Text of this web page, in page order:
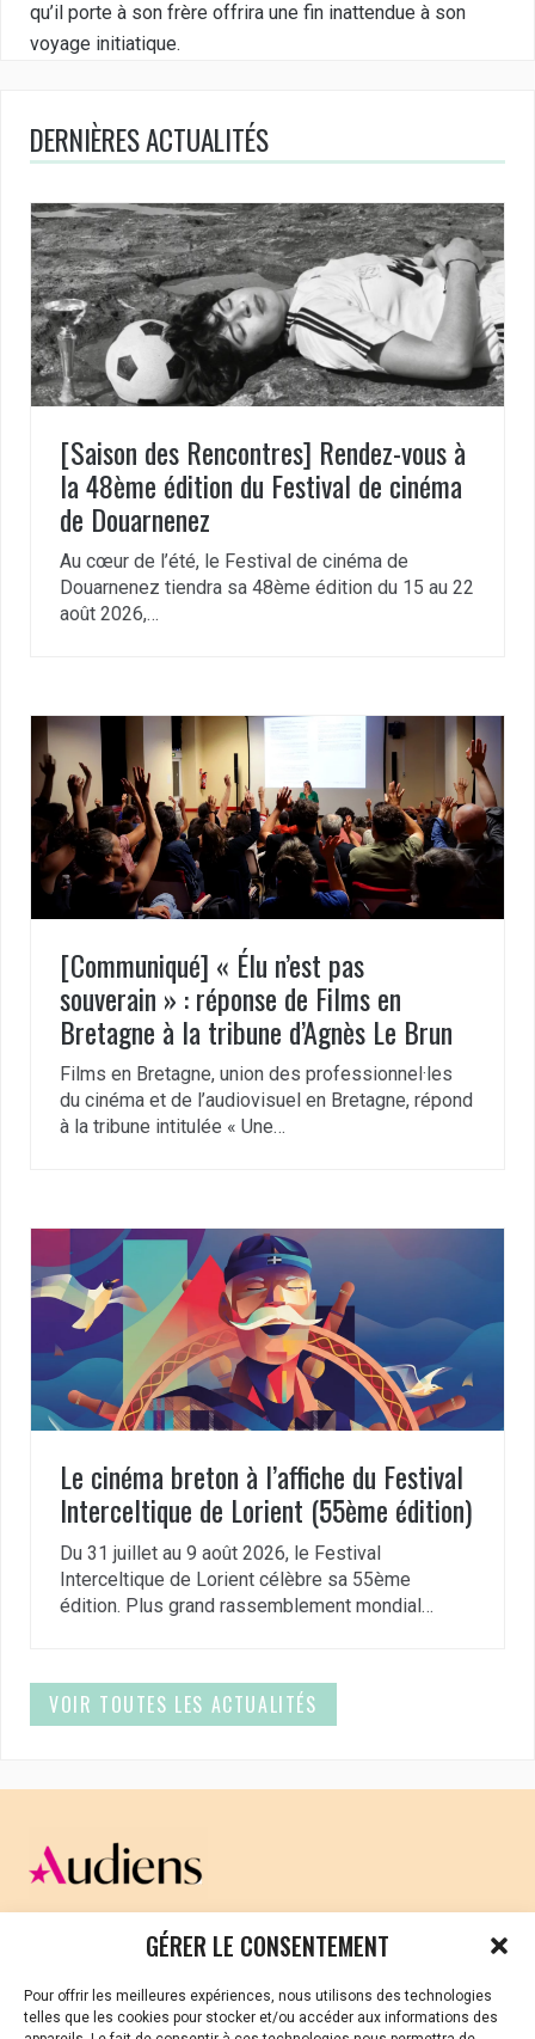
GÉRER LE CONSENTEMENT
Pour offrir les meilleures expériences, nous utilisons des technologies
telles que les cookies pour stocker et/ou accéder aux informations des
qu’il porte à son frère offrira une fin inattendue à son
voyage initiatique.
DERNIÈRES ACTUALITÉS
[Saison des Rencontres] Rendez-vous à
la 48ème édition du Festival de cinéma
de Douarnenez
Au cœur de l’été, le Festival de cinéma de
Douarnenez tiendra sa 48ème édition du 15 au 22
août 2026,…
[Communiqué] « Élu n’est pas
souverain » : réponse de Films en
Bretagne à la tribune d’Agnès Le Brun
Films en Bretagne, union des professionnel·les
du cinéma et de l’audiovisuel en Bretagne, répond
à la tribune intitulée « Une…
Le cinéma breton à l’affiche du Festival
Interceltique de Lorient (55ème édition)
Du 31 juillet au 9 août 2026, le Festival
Interceltique de Lorient célèbre sa 55ème
édition. Plus grand rassemblement mondial…
VOIR TOUTES LES ACTUALITÉS
CELLULE D’ÉCOUTE ET DE SOUTIEN PSYCHOLOGIQUE ET
Vous avez été témoin ou vous êtes victime de VSS ? Ou
vous êtes référent·es harcèlement en besoin de soutien